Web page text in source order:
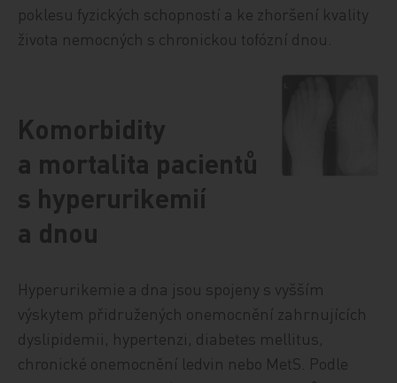
poklesu fyzických schopností a ke zhoršení kvality
života nemocných s chronickou tofózní dnou
Komorbidity
a mortalita pacientů
s hyperurikemií
a dnou
Hyperurikemie a dna jsou spojeny s vyšším
výskytem přidružených onemocnění zahrnujících
dyslipidemii, hypertenzi, diabetes mellitus,
chronické onemocnění ledvin nebo MetS. Podle